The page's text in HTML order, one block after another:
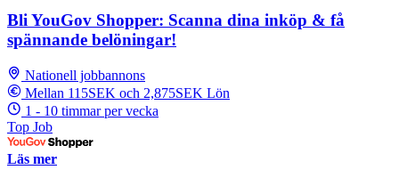
Bli YouGov Shopper: Scanna dina inköp & få
spännande belöningar!
Nationell jobbannons
Mellan 115SEK och 2,875SEK Lön
1 - 10 timmar per vecka
Top Job
Läs mer